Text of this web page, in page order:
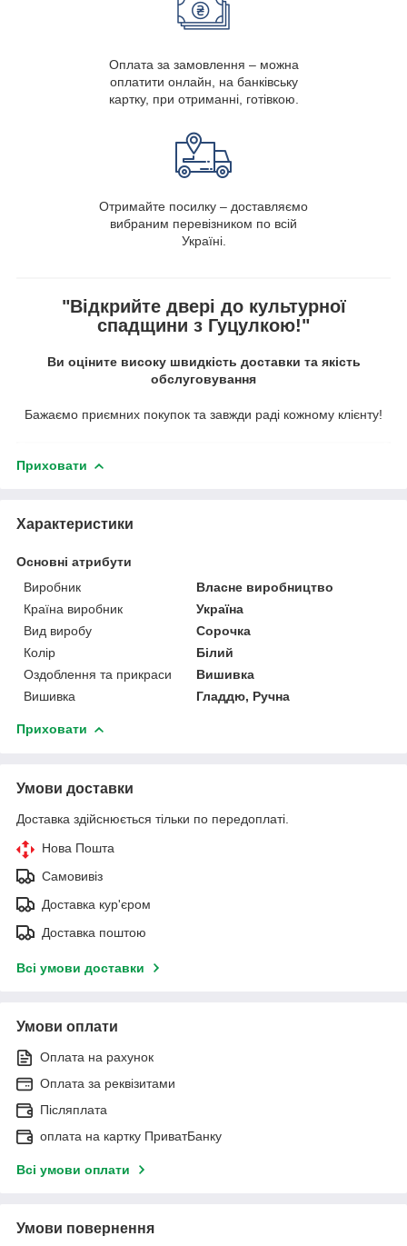
Оплата за замовлення – можна
оплатити онлайн, на банківську
картку, при отриманні, готівкою.
Отримайте посилку – доставляємо
вибраним перевізником по всій
Україні.
"Відкрийте двері до культурної
спадщини з Гуцулкою!"
Ви оціните високу швидкість доставки та якість
обслуговування
Бажаємо приємних покупок та завжди раді кожному клієнту!
Приховати
Характеристики
Основні атрибути
Виробник
Власне виробництво
Країна виробник
Україна
Вид виробу
Сорочка
Колір
Білий
Оздоблення та прикраси
Вишивка
Вишивка
Гладдю, Ручна
Приховати
Умови доставки
Доставка здійснюється тільки по передоплаті.
Нова Пошта
Самовивіз
Доставка кур'єром
Доставка поштою
Всі умови доставки
Умови оплати
Оплата на рахунок
Оплата за реквізитами
Післяплата
оплата на картку ПриватБанку
Всі умови оплати
Умови повернення